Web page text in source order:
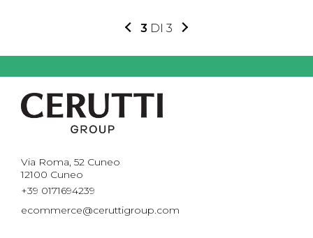
3 DI 3
Via Roma, 52 Cuneo
12100 Cuneo
+39 0171694239
ecommerce@ceruttigroup.com